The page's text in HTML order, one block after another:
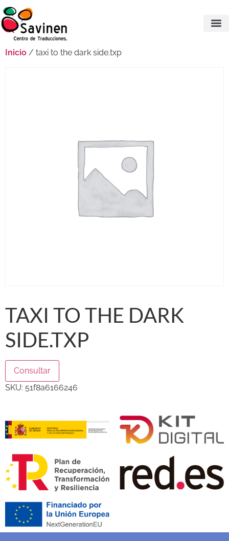
Inicio / taxi to the dark side.txp
TAXI TO THE DARK
SIDE.TXP
Consultar
SKU: 51f8a6166246